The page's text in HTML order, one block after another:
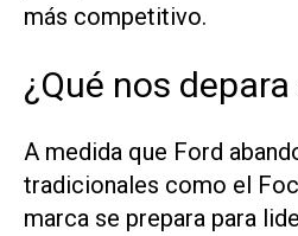
más competitivo.
¿Qué nos
A medida que Ford
tradicionales como el
marca se prepara para